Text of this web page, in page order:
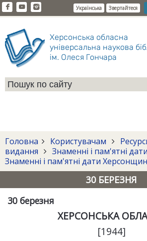
Українська Звертайтеся
Херсонська обласна
універсальна наукова
ім. Олеся Гончара
Головна Користувачам
видання
Знаменні і пам'ятні
Знаменні і пам'ятні дати
30 БЕРЕЗНЯ
30 березня
ХЕРСОНСЬКА
[1944]